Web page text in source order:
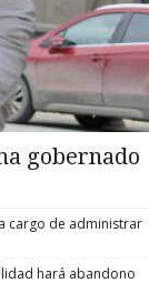
gobernado
cargo de administrar
hará abandono